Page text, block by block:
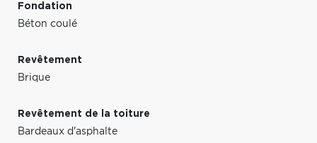
Fondation
Béton coulé
Revêtement
Brique
Revêtement de la toiture
Bardeaux d'asphalte